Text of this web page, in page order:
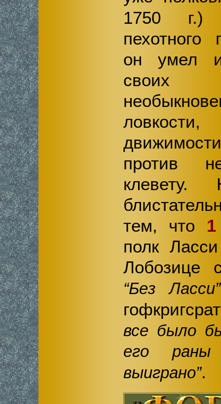
1750 г.)
пехотного
он умел
своих
против
тем, что
полк
Лобозице
“Без Ласси”
все было
его
выиграно”.